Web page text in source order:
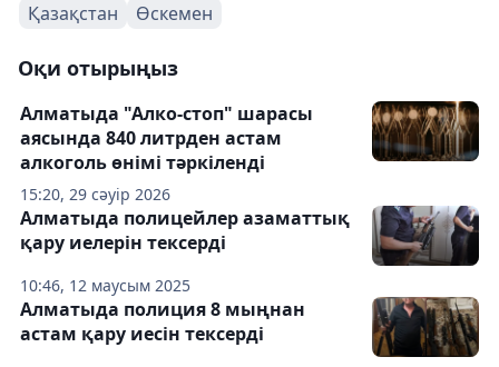
Қазақстан Өскемен
Оқи отырыңыз
15:20, 29 сәуір 2026
Алматыда "Алко-стоп" шарасы
аясында 840 литрден астам
алкоголь өнімі тәркіленді
10:46, 12 маусым 2025
Алматыда полицейлер азаматтық
қару иелерін тексерді
Алматыда полиция 8 мыңнан
астам қару иесін тексерді